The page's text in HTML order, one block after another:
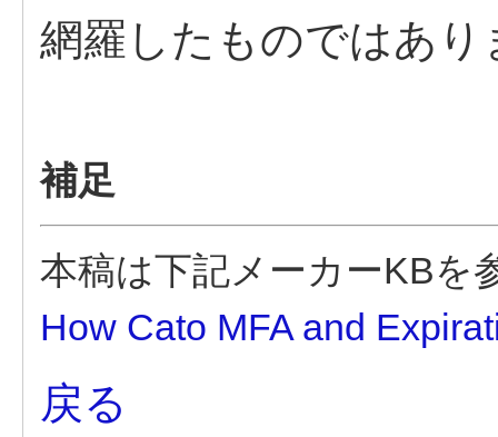
網羅したものではあり
補足
本稿は下記メーカーKBを
How Cato MFA and
戻る